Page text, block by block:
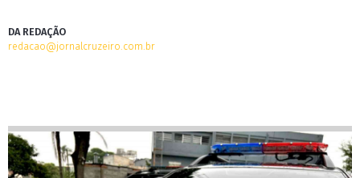
DA REDAÇÃO
redacao@jornalcruzeiro.com.br